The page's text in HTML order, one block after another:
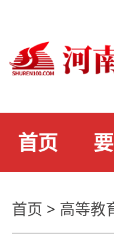
首页
首页 > 高等教